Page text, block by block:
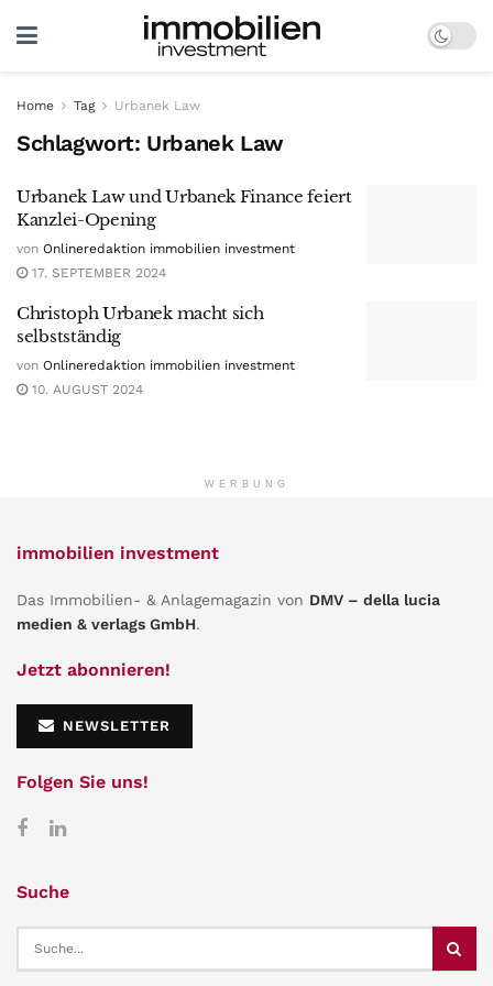
Home Tag Urbanek Law
Schlagwort: Urbanek Law
Urbanek Law und Urbanek Finance feiert
Kanzlei-Opening
von Onlineredaktion immobilien investment
17. SEPTEMBER 2024
Christoph Urbanek macht sich
selbstständig
von Onlineredaktion immobilien investment
10. AUGUST 2024
WERBUNG
immobilien investment
Das Immobilien- & Anlagemagazin von DMV – della lucia
medien & verlags GmbH.
Jetzt abonnieren!
NEWSLETTER
Folgen Sie uns!
Suche